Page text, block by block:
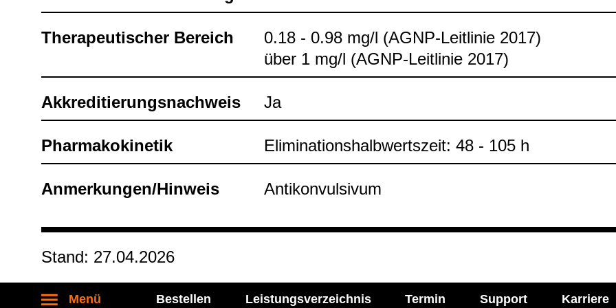
Menü Bestellen Leistungsverzeichnis Termin Support Karriere
The­ra­peu­ti­scher Bereich
0.18 - 0.98 mg/l (AGNP-​Leit­li­nie 2017)
über 1 mg/l (AGNP-​Leit­li­nie 2017)
Akkre­di­tie­rungs­nach­weis Ja
Phar­ma­ko­ki­ne­tik Eli­mi­na­ti­ons­halb­werts­zeit: 48 - 105 h
Anmer­kun­gen/Hin­weis Anti­kon­vul­si­vum
Stand: 27.04.2026